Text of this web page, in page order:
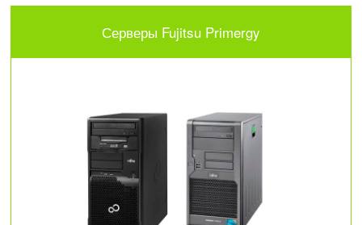
Серверы Fujitsu Primergy